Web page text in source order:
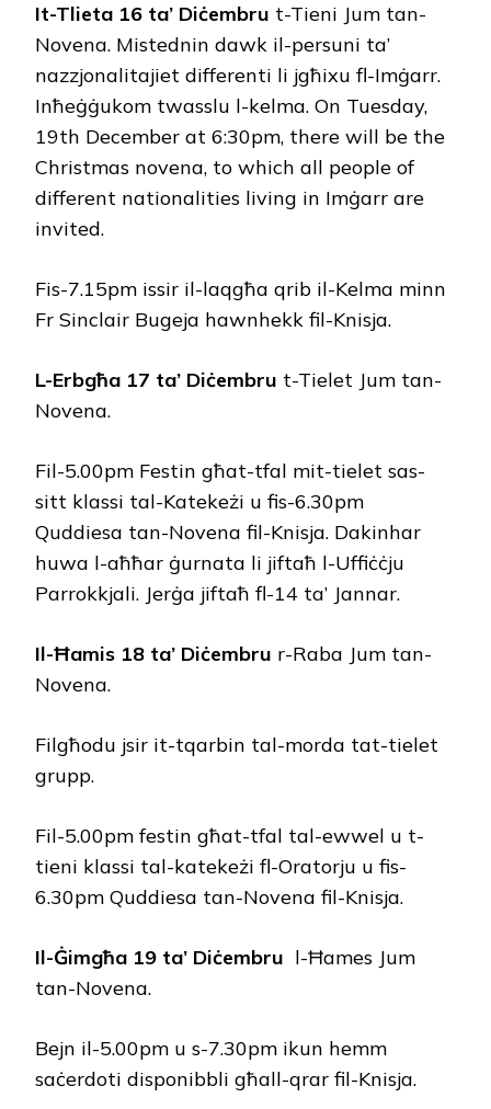
It-Tlieta 16 ta’ Diċembru t-Tieni Jum tan-
Novena. Mistednin dawk il-persuni ta’
nazzjonalitajiet differenti li jgħixu fl-Imġarr.
Inħeġġukom twasslu l-kelma. On Tuesday,
19th December at 6:30pm, there will be the
Christmas novena, to which all people of
different nationalities living in Imġarr are
invited.
Fis-7.15pm issir il-laqgħa qrib il-Kelma minn
Fr Sinclair Bugeja hawnhekk fil-Knisja.
L-Erbgħa 17 ta’ Diċembru t-Tielet Jum tan-
Novena.
Fil-5.00pm Festin għat-tfal mit-tielet sas-
sitt klassi tal-Katekeżi u fis-6.30pm
Quddiesa tan-Novena fil-Knisja. Dakinhar
huwa l-aħħar ġurnata li jiftaħ l-Uffiċċju
Parrokkjali. Jerġa jiftaħ fl-14 ta’ Jannar.
Il-Ħamis 18 ta’ Diċembru r-Raba Jum tan-
Novena.
Filgħodu jsir it-tqarbin tal-morda tat-tielet
grupp.
Fil-5.00pm festin għat-tfal tal-ewwel u t-
tieni klassi tal-katekeżi fl-Oratorju u fis-
6.30pm Quddiesa tan-Novena fil-Knisja.
Il-Ġimgħa 19 ta’ Diċembru l-Ħames Jum
tan-Novena.
Bejn il-5.00pm u s-7.30pm ikun hemm
saċerdoti disponibbli għall-qrar fil-Knisja.